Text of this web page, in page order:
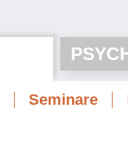
Seminare